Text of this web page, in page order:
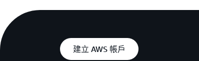
建立 AWS 帳戶